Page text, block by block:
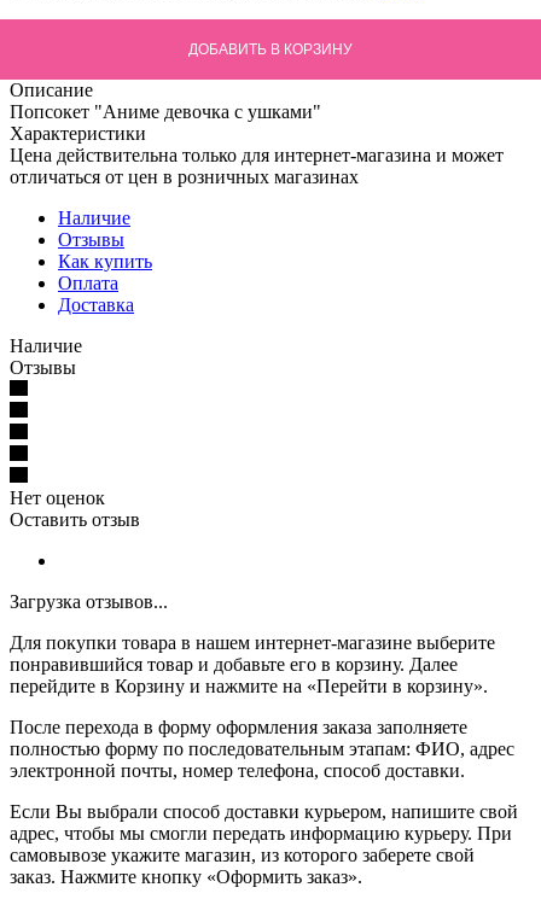
ДОБАВИТЬ В КОРЗИНУ
Описание
Попсокет "Аниме девочка с ушками"
Характеристики
Цена действительна только для интернет-магазина и может
отличаться от цен в розничных магазинах
Наличие
Отзывы
Как купить
Оплата
Доставка
Наличие
Отзывы
Нет оценок
Оставить отзыв
Загрузка отзывов...
Для покупки товара в нашем интернет-магазине выберите
понравившийся товар и добавьте его в корзину. Далее
перейдите в Корзину и нажмите на «Перейти в корзину».
После перехода в форму оформления заказа заполняете
полностью форму по последовательным этапам: ФИО, адрес
электронной почты, номер телефона, способ доставки.
Если Вы выбрали способ доставки курьером, напишите свой
адрес, чтобы мы смогли передать информацию курьеру. При
самовывозе укажите магазин, из которого заберете свой
заказ. Нажмите кнопку «Оформить заказ».